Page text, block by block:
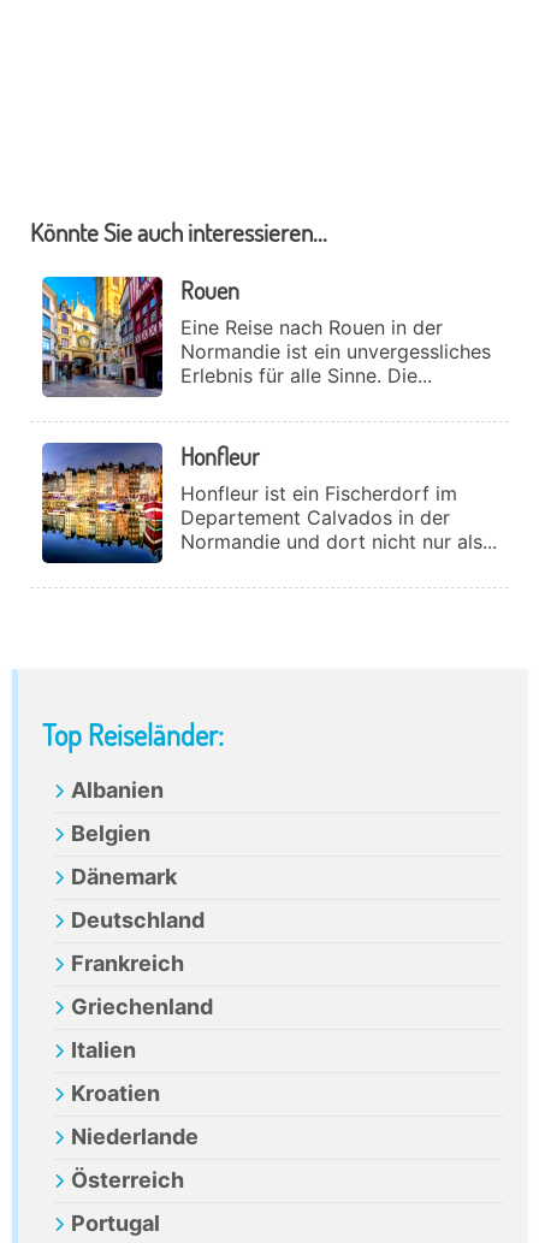
Könnte Sie auch interessieren...
Rouen
Eine Reise nach Rouen in der
Normandie ist ein unvergessliches
Erlebnis für alle Sinne. Die...
Honfleur
Honfleur ist ein Fischerdorf im
Departement Calvados in der
Normandie und dort nicht nur als...
Primary
Sidebar
Top Reiseländer:
Albanien
Belgien
Dänemark
Deutschland
Frankreich
Griechenland
Italien
Kroatien
Niederlande
Österreich
Portugal